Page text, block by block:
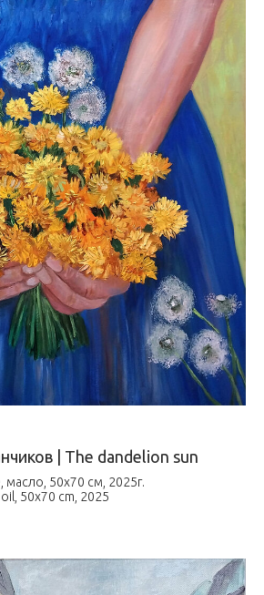
| The dandelion sun
масло, 50х70 см, 2025г.
50x70 cm, 2025